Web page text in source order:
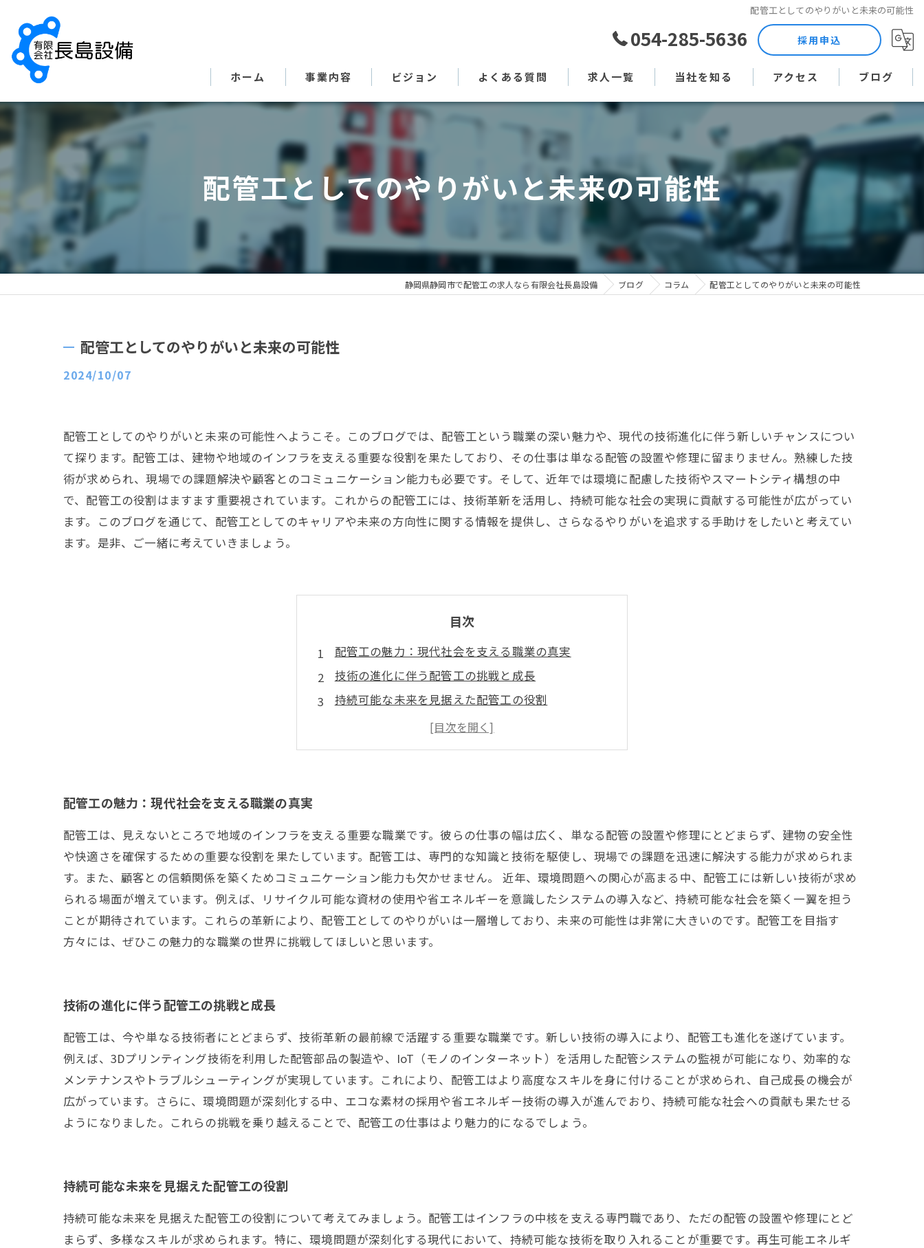
配管工としてのやりがいと未来の可能性
054-285-5636 採用申込
ホーム 事業内容 ビジョン よくある質問 求人一覧 当社を知る
土木作業員
現場監督
未経験
直行直帰
アクセス ブログ
コラム
配管工としてのやりがいと未来の可能性
静岡県静岡市で配管工の求人なら有限会社長島設備 ブログ コラム 配管工としてのやりがいと未来の可能性
配管工としてのやりがいと未来の可能性
2024/10/07
配管工としてのやりがいと未来の可能性へようこそ。このブログでは、配管工という職業の深い魅力や、現代の技術進化に伴う新しいチャンスについ
て探ります。配管工は、建物や地域のインフラを支える重要な役割を果たしており、その仕事は単なる配管の設置や修理に留まりません。熟練した技
術が求められ、現場での課題解決や顧客とのコミュニケーション能力も必要です。そして、近年では環境に配慮した技術やスマートシティ構想の中
で、配管工の役割はますます重要視されています。これからの配管工には、技術革新を活用し、持続可能な社会の実現に貢献する可能性が広がってい
ます。このブログを通じて、配管工としてのキャリアや未来の方向性に関する情報を提供し、さらなるやりがいを追求する手助けをしたいと考えてい
ます。是非、ご一緒に考えていきましょう。
目次
配管工の魅力：現代社会を支える職業の真実
技術の進化に伴う配管工の挑戦と成長
持続可能な未来を見据えた配管工の役割
環境にやさしい技術：配管工が動かす未来の社会
配管工としてのやりがい：習得すべきスキルと経験
配管工の魅力：現代社会を支える職業の真実
配管工は、見えないところで地域のインフラを支える重要な職業です。彼らの仕事の幅は広く、単なる配管の設置や修理にとどまらず、建物の安全性
や快適さを確保するための重要な役割を果たしています。配管工は、専門的な知識と技術を駆使し、現場での課題を迅速に解決する能力が求められま
す。また、顧客との信頼関係を築くためコミュニケーション能力も欠かせません。 近年、環境問題への関心が高まる中、配管工には新しい技術が求め
られる場面が増えています。例えば、リサイクル可能な資材の使用や省エネルギーを意識したシステムの導入など、持続可能な社会を築く一翼を担う
ことが期待されています。これらの革新により、配管工としてのやりがいは一層増しており、未来の可能性は非常に大きいのです。配管工を目指す
方々には、ぜひこの魅力的な職業の世界に挑戦してほしいと思います。
技術の進化に伴う配管工の挑戦と成長
配管工は、今や単なる技術者にとどまらず、技術革新の最前線で活躍する重要な職業です。新しい技術の導入により、配管工も進化を遂げています。
例えば、3Dプリンティング技術を利用した配管部品の製造や、IoT（モノのインターネット）を活用した配管システムの監視が可能になり、効率的な
メンテナンスやトラブルシューティングが実現しています。これにより、配管工はより高度なスキルを身に付けることが求められ、自己成長の機会が
広がっています。さらに、環境問題が深刻化する中、エコな素材の採用や省エネルギー技術の導入が進んでおり、持続可能な社会への貢献も果たせる
ようになりました。これらの挑戦を乗り越えることで、配管工の仕事はより魅力的になるでしょう。
持続可能な未来を見据えた配管工の役割
持続可能な未来を見据えた配管工の役割について考えてみましょう。配管工はインフラの中核を支える専門職であり、ただの配管の設置や修理にとど
まらず、多様なスキルが求められます。特に、環境問題が深刻化する現代において、持続可能な技術を取り入れることが重要です。再生可能エネルギ